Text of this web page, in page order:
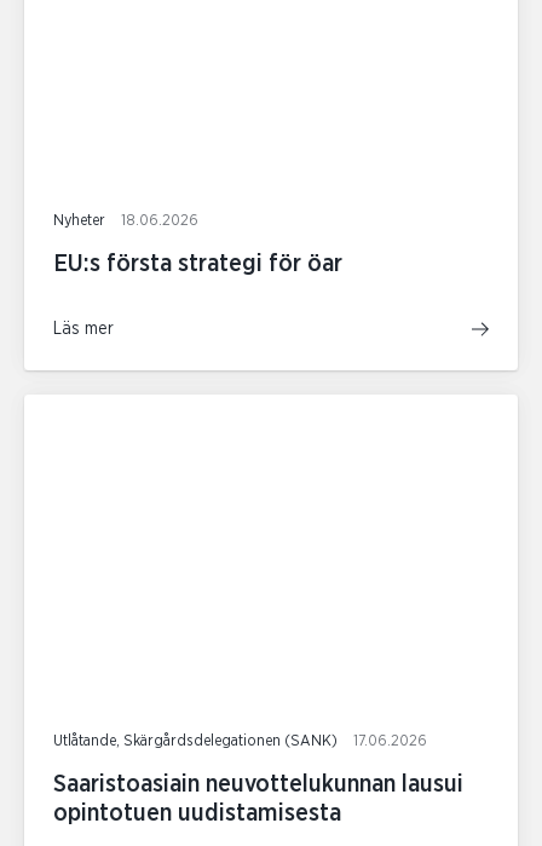
Nyheter 18.06.2026
EU:s första strategi för öar
Läs mer
Utlåtande, Skärgårdsdelegationen (SANK) 17.06.2026
Saaristoasiain neuvottelukunnan lausui
opintotuen uudistamisesta